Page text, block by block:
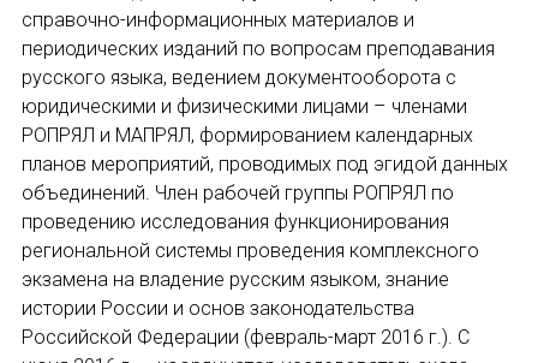
Научно-практические семинары по
Международная конференция по РКИ в
Международный форум TERRA RUSISTICA в
Семинар в Абу-Даби: Русский язык и
Комплексное исследование
Международный форум TERRA RUSISTICA в
справочно-информационных материалов и
периодических изданий по вопросам преподавания
русского языка, ведением документооборота с
юридическими и физическими лицами – членами
РОПРЯЛ и МАПРЯЛ, формированием календарных
планов мероприятий, проводимых под эгидой данных
объединений. Член рабочей группы РОПРЯЛ по
проведению исследования функционирования
региональной системы проведения комплексного
экзамена на владение русским языком, знание
истории России и основ законодательства
Российской Федерации (февраль-март 2016 г.). С
Отправить